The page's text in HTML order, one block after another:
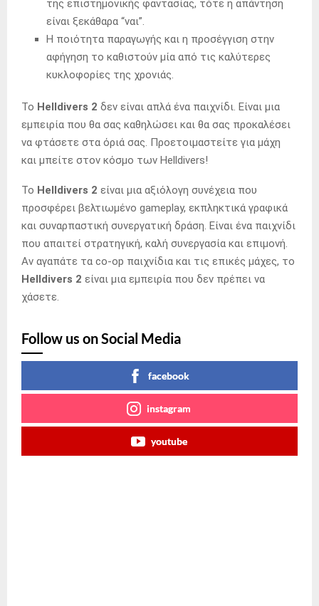
της επιστημονικής φαντασίας, τότε η απάντηση
είναι ξεκάθαρα “ναι”.
Η ποιότητα παραγωγής και η προσέγγιση στην
αφήγηση το καθιστούν μία από τις καλύτερες
κυκλοφορίες της χρονιάς.
Το Helldivers 2 δεν είναι απλά ένα παιχνίδι. Είναι μια
εμπειρία που θα σας καθηλώσει και θα σας προκαλέσει
να φτάσετε στα όριά σας. Προετοιμαστείτε για μάχη
και μπείτε στον κόσμο των Helldivers!
Το Helldivers 2 είναι μια αξιόλογη συνέχεια που
προσφέρει βελτιωμένο gameplay, εκπληκτικά γραφικά
και συναρπαστική συνεργατική δράση. Είναι ένα παιχνίδι
που απαιτεί στρατηγική, καλή συνεργασία και επιμονή.
Αν αγαπάτε τα co-op παιχνίδια και τις επικές μάχες, το
Helldivers 2 είναι μια εμπειρία που δεν πρέπει να
χάσετε.
Follow us on Social Media
facebook
instagram
youtube